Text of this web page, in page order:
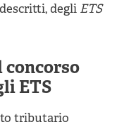
degli ETS
ETS
tributario